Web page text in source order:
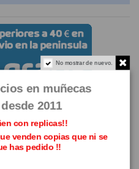
No mostrar de nuevo.
en muñecas
2011
con replicas!!
venden copias que ni se
has pedido !!